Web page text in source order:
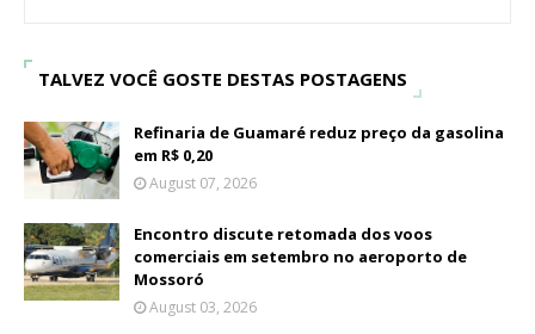
TALVEZ VOCÊ GOSTE DESTAS POSTAGENS
Refinaria de Guamaré reduz preço da gasolina
em R$ 0,20
August 07, 2026
Encontro discute retomada dos voos
comerciais em setembro no aeroporto de
Mossoró
August 03, 2026